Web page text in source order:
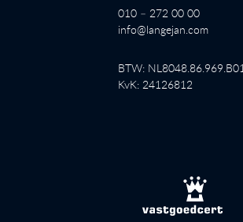
010 – 272 00 00
info@langejan.com
BTW:
KvK: 24126812